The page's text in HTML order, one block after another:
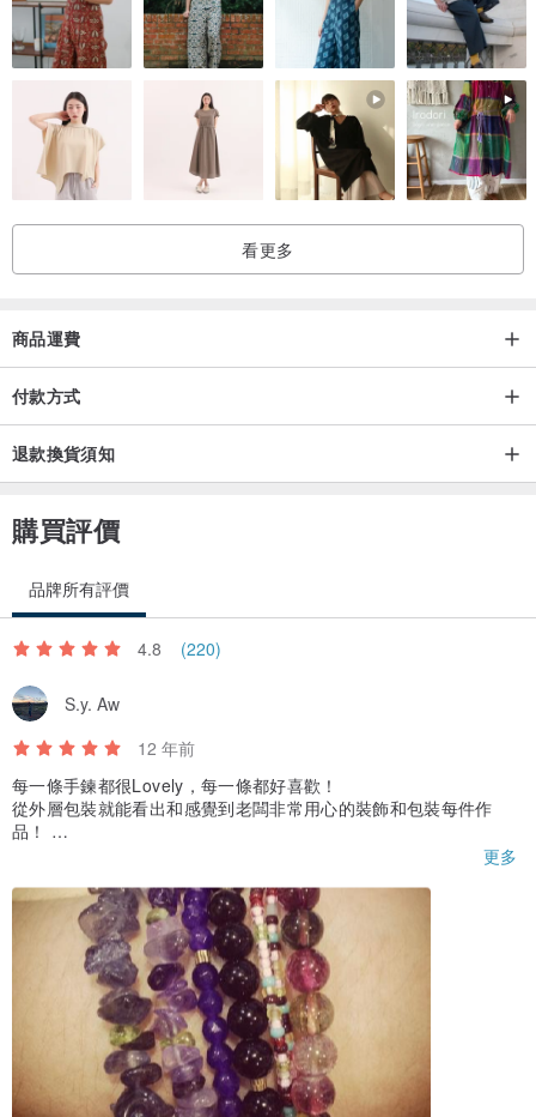
看更多
商品運費
付款方式
退款換貨須知
購買評價
品牌所有評價
4.8 (220)
S.y. Aw
12 年前
每一條手鍊都很Lovely，每一條都好喜歡！
從外層包裝就能看出和感覺到老闆非常用心的裝飾和包裝每件作
品！
還有很謝謝小熊老闆的小禮物，好開心！感恩的啦！XD
最後偷偷告訴小熊老闆～～
未免錯過最新消息，我在關注你的設計館時就已經是你FB的粉絲
了，期待妳更多的作品噢！
加油！(^O^)／
更多